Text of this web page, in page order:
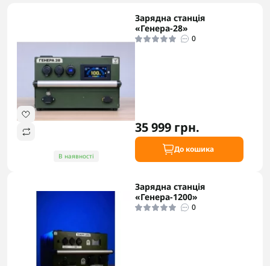
В наявності
Зарядна станція
«Генера-28»
0
35 999 грн.
До кошика
Зарядна станція
«Генера-1200»
0